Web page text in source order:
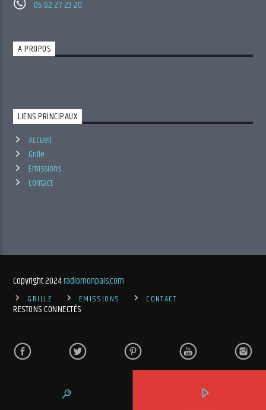
05 62 27 23 20
A PROPOS
LIENS PRINCIPAUX
Accueil
Grille
Emissions
Contact
Copyright 2024radiomonpais.com
GRILLE EMISSIONS CONTACT
RESTONS CONNECTÉS